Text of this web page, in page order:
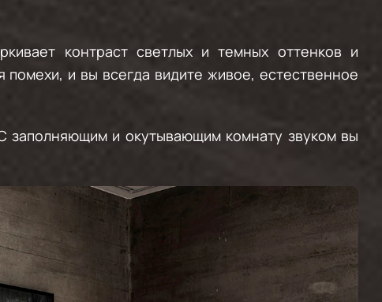
контраст светлых и темных оттенков и
и вы всегда видите живое, естественное
заполняющим и окутывающим комнату звуком вы